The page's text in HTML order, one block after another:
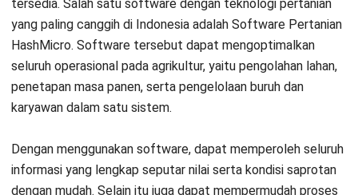
Demo Software HashMicro Secara
Gratis!
Dengan konektivitas internet yang terhubung dengan
berbagaigadgetmilik petani, proses pertanian akan dapat
terkontrol dengan lebih mudah dan efisien. Berbagai hal
yang terkontrol dengan adanya konektivitas antar gadget
melalui internet adalah data, proses internal, manajemen
biaya, pengurangan limbah, dan volume kualitas.
4. Lokasi
Pemeliharaan pada lokasi pertanian adalah hal yang tidak